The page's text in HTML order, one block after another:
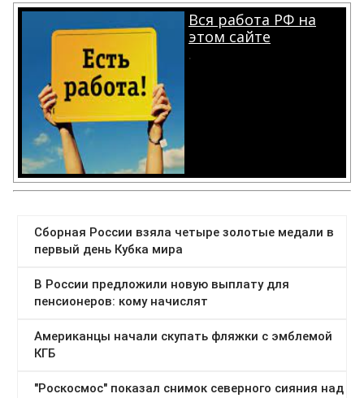
Вся работа РФ на
этом сайте
.